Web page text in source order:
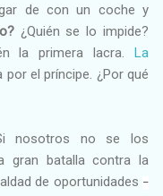
de con un coche y
¿Quién se lo impide?
la primera lacra. La
el príncipe. ¿Por qué
nosotros no se los
gran batalla contra la
de oportunidades –